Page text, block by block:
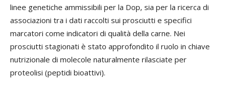
linee genetiche ammissibili per la Dop, sia per la ricerca di
associazioni tra i dati raccolti sui prosciutti e specifici
marcatori come indicatori di qualità della carne. Nei
prosciutti stagionati è stato approfondito il ruolo in chiave
nutrizionale di molecole naturalmente rilasciate per
proteolisi (peptidi bioattivi).